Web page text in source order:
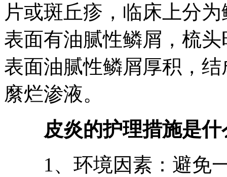
片或斑丘疹，临床上分
表面有油腻性鳞屑，梳
表面油腻性鳞屑厚积，
縻烂渗液。
皮炎的护理措施是什
1、环境因素：避免一